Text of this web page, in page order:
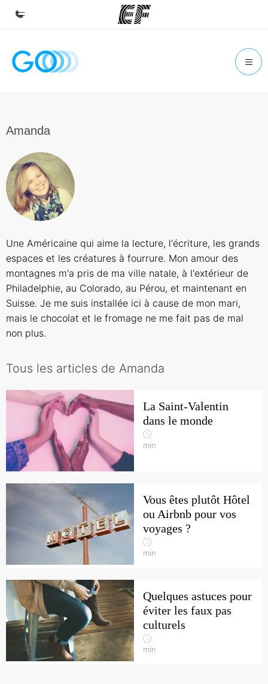
Accueil
Trouver un bureau
A propos de nous
Qui sommes-nous ?
Rejoignez nos équipes
Amanda
Une Américaine qui aime la lecture, l'écriture, les grands
espaces et les créatures à fourrure. Mon amour des
montagnes m'a pris de ma ville natale, à l'extérieur de
Philadelphie, au Colorado, au Pérou, et maintenant en
Suisse. Je me suis installée ici à cause de mon mari,
mais le chocolat et le fromage ne me fait pas de mal
non plus.
Tous les articles de Amanda
La Saint-Valentin
dans le monde
min
Vous êtes plutôt Hôtel
ou Airbnb pour vos
voyages ?
min
Quelques astuces pour
éviter les faux pas
culturels
min